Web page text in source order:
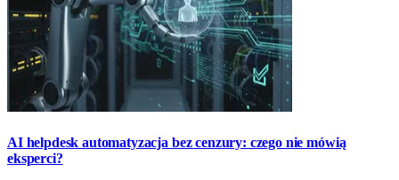
AI helpdesk automatyzacja bez cenzury: czego nie mówią
eksperci?